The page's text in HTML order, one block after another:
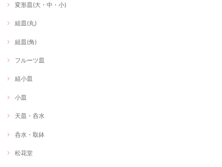
変形皿(大・中・小)
組皿(丸)
組皿(角)
フルーツ皿
組小皿
小皿
天皿・呑水
呑水・取鉢
松花堂